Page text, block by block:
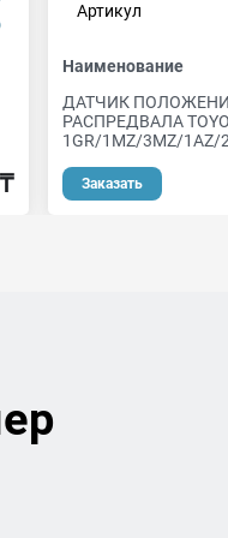
Артикул
Наименование
ДАТЧИК
РАСПРЕДВАЛА
1GR/1MZ/3MZ/1AZ/
Заказать